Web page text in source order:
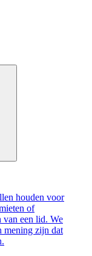
houden voor
of
van een lid. We
mening zijn dat